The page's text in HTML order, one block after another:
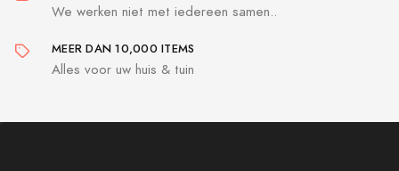
We werken niet met iedereen samen..
MEER DAN 10,000 ITEMS
Alles voor uw huis & tuin